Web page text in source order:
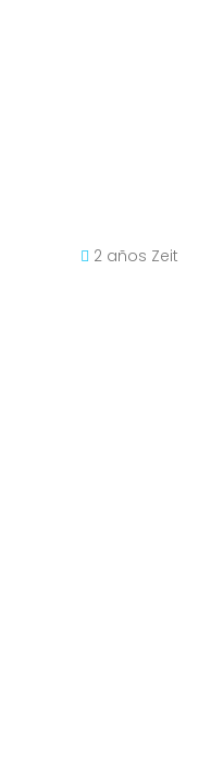
2 años Zeit